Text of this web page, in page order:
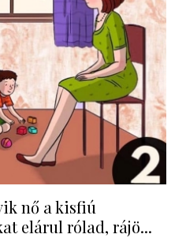
nő a kisfiú
elárul rólad, rájö...